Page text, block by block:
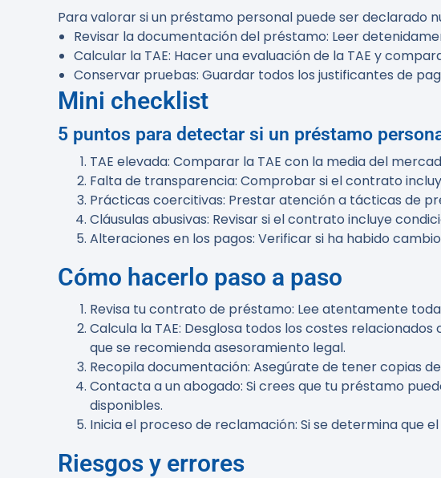
Para valorar si un préstamo personal puede ser declarado
Revisar la documentación del préstamo: Leer
Calcular la TAE: Hacer una evaluación de la TAE y
Conservar pruebas: Guardar todos los justificantes de
Mini checklist
5 puntos para detectar si un préstamo
TAE elevada: Comparar la TAE con la media del
Falta de transparencia: Comprobar si el contrato
Prácticas coercitivas: Prestar atención a tácticas de
Cláusulas abusivas: Revisar si el contrato incluye
Alteraciones en los pagos: Verificar si ha habido
Cómo hacerlo paso a paso
Revisa tu contrato de préstamo: Lee atentamente
Calcula la TAE: Desglosa todos los costes
que se recomienda asesoramiento legal.
Recopila documentación: Asegúrate de tener copias
Contacta a un abogado: Si crees que tu préstamo
disponibles.
Inicia el proceso de reclamación: Si se determina que
Riesgos y errores